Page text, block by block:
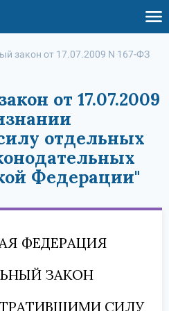
закон от 17.07.2009 N 167-ФЗ
от 17.07.2009
отдельных
Федерации"
ФЕДЕРАЦИЯ
ЗАКОН
СИЛУ